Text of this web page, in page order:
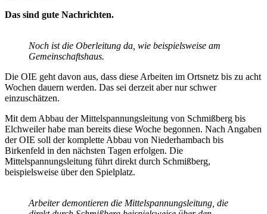
Das sind gute Nachrichten.
Noch ist die Oberleitung da, wie beispielsweise am
Gemeinschaftshaus.
Die OIE geht davon aus, dass diese Arbeiten im Ortsnetz bis zu acht
Wochen dauern werden. Das sei derzeit aber nur schwer
einzuschätzen.
Mit dem Abbau der Mittelspannungsleitung von Schmißberg bis
Elchweiler habe man bereits diese Woche begonnen. Nach Angaben
der OIE soll der komplette Abbau von Niederhambach bis
Birkenfeld in den nächsten Tagen erfolgen. Die
Mittelspannungsleitung führt direkt durch Schmißberg,
beispielsweise über den Spielplatz.
Arbeiter demontieren die Mittelspannungsleitung, die